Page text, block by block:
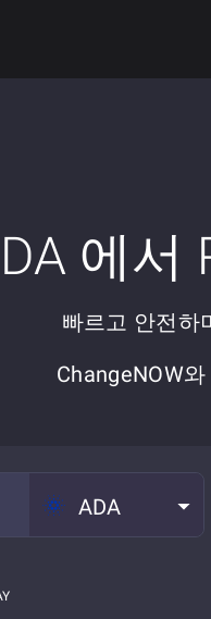
에서
빠르고 안전하
ChangeNOW
ADA